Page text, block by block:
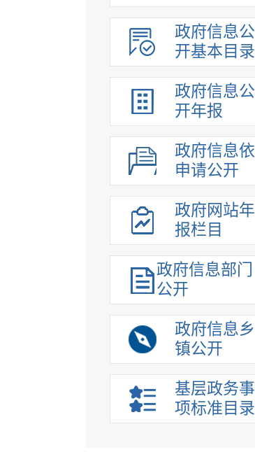
政府信息公
开基本目录
政府信息公
开年报
政府信息依
申请公开
政府网站年
报栏目
政府信息部门
公开
政府信息乡
镇公开
基层政务事
项标准目录